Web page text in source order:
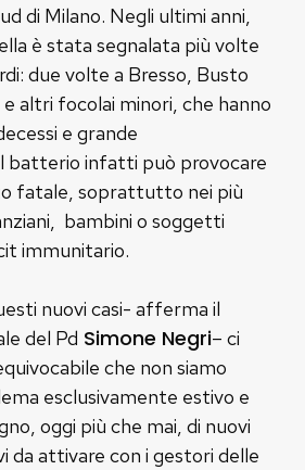
di Milano. Negli ultimi anni,
è stata segnalata più volte
due volte a Bresso, Busto
altri focolai minori, che hanno
e grande
batterio infatti può provocare
fatale, soprattutto nei più
bambini o soggetti
immunitario.
nuovi casi- afferma il
del Pd Simone Negri– ci
che non siamo
esclusivamente estivo e
oggi più che mai, di nuovi
da attivare con i gestori delle